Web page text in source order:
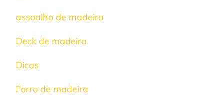
assoalho de madeira
Deck de madeira
Dicas
Forro de madeira